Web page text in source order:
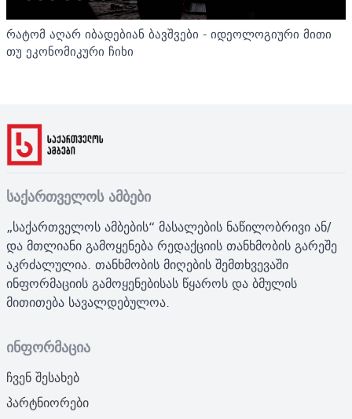
რატომ აღარ იბადებიან ბავშვები - იდეოლოგიური მითი
თუ ეკონომიკური ჩიხი
საქართველოს ამბები
„საქართველოს ამბების“ მასალების ნაწილობრივი ან/
და მთლიანი გამოყენება რედაქციის თანხმობის გარეშე
აკრძალულია. თანხმობის მიღების შემთხვევაში
ინფორმაციის გამოყენებისას წყაროს და ბმულის
მითითება სავალდებულოა.
ინფორმაცია
ჩვენ შესახებ
პარტნიორები